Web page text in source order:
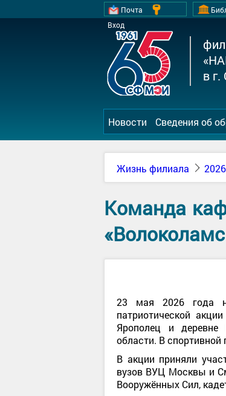
Почта
Вход
в
Новости Сведения об
Жизнь филиала 2026
Команда
23 мая 2026 года
патриотической
Ярополец и деревне
области. В
В акции приняли
вузов ВУЦ Москвы и
Вооружённых Сил,